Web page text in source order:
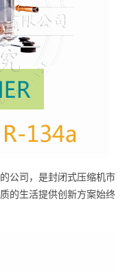
公司，是封闭式压缩机市
的生活提供创新方案始终